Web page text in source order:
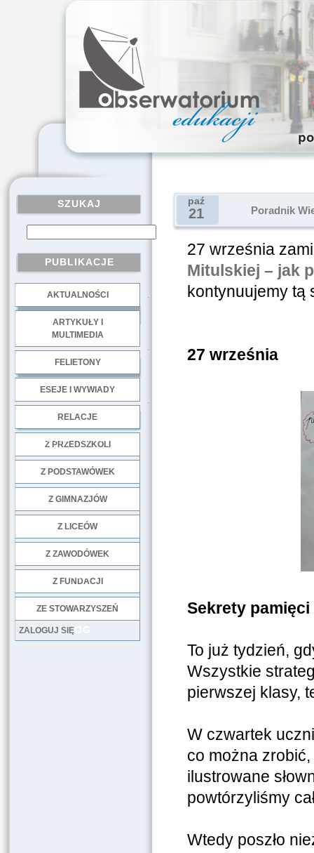
SZUKAJ
PUBLIKACJE
AKTUALNOŚCI
ARTYKUŁY I
MULTIMEDIA
FELIETONY
ESEJE I WYWIADY
RELACJE
Z PRZEDSZKOLI
Z PODSTAWÓWEK
Z GIMNAZJÓW
Z LICEÓW
Z ZAWODÓWEK
Z FUNDACJI
ZE STOWARZYSZEŃ
LOG
ZALOGUJ SIĘ
paź
21 Poradnik
27 września
Mitulskiej – jak
kontynuujemy tą
27 września
Sekrety
To już tydzień,
Wszystkie
pierwszej klasy,
W czwartek
co można
ilustrowane
powtórzyliśmy
Wtedy poszło